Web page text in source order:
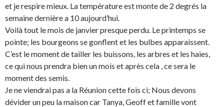
et je respire mieux. La température est monte de 2 degrés la
semaine dernière a 10 aujourd’hui.
Voilà tout le mois de janvier presque perdu. Le printemps se
pointe; les bourgeons se gonflent et les bulbes apparaissent.
C’est le moment de tailler les buissons, les arbres et les haies,
ce qui nous prendra bien un mois et après cela , ce sera le
moment des semis.
Je ne viendrai pas a la Réunion cette fois ci; Nous devons
dévider un peu la maison car Tanya, Geoff et famille vont